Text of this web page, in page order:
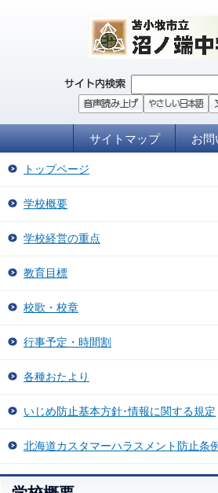
サイトマップ お問
トップページ
学校概要
学校経営の重点
教育目標
校歌・校章
行事予定・時間割
各種おたより
いじめ防止基本方針･情報に関する規定
北海道カスタマーハラスメント防止条